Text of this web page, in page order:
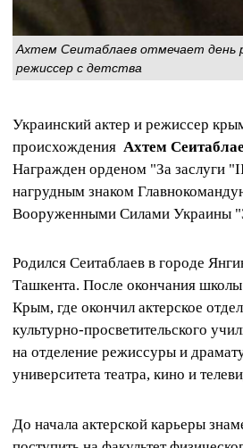
Ахтем Сеитаблаев отмечает день
режиссер с детства
Украинский актер и режиссер
происхождения Ахтем
Награжден орденом "За заслуги
нагрудным знаком
Вооруженными Силами Украины
Родился Сеитаблаев в городе
Ташкента. После окончания
Крым, где окончил актерское
культурно-просветительского
на отделение режиссуры и
университета театра, кино и
До начала актерской карьеры